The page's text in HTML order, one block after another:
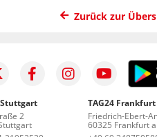
Zurück zur
Stuttgart
2
TAG24 Frankfurt
Friedrich-Ebert-
60325 Frankfurt